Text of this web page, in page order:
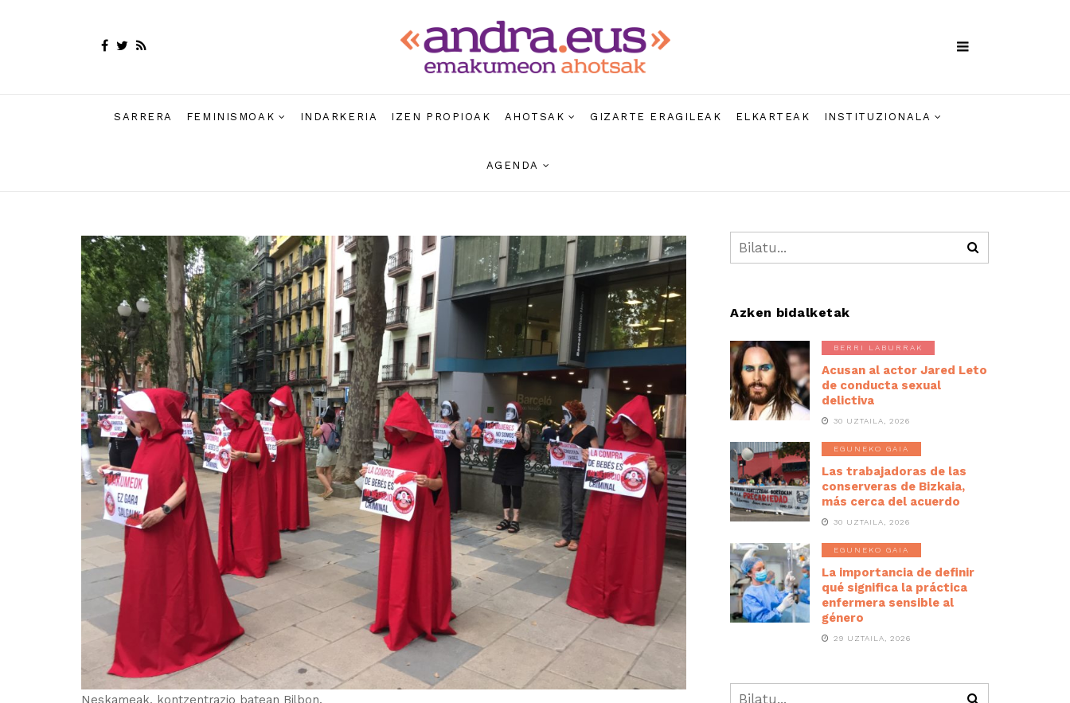
SARRERA FEMINISMOAK INDARKERIA IZEN PROPIOAK AHOTSAK GIZARTE ERAGILEAK ELKARTEAK INSTITUZIONALA
AGENDA
Neskameak, kontzentrazio batean Bilbon.
Azken bidalketak
BERRI LABURRAK
Acusan al actor Jared Leto
de conducta sexual
delictiva
30 UZTAILA, 2026
EGUNEKO GAIA
Las trabajadoras de las
conserveras de Bizkaia,
más cerca del acuerdo
30 UZTAILA, 2026
EGUNEKO GAIA
La importancia de definir
qué significa la práctica
enfermera sensible al
género
29 UZTAILA, 2026